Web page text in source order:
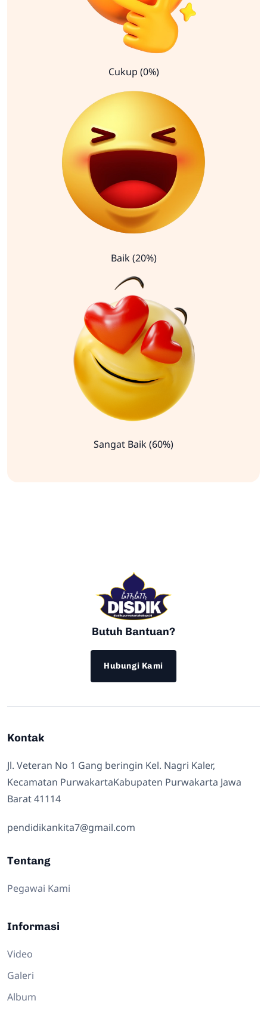
Cukup (0%)
Baik (20%)
Sangat Baik (60%)
Butuh Bantuan?
Hubungi Kami
Kontak
Jl. Veteran No 1 Gang beringin Kel. Nagri Kaler,
Kecamatan PurwakartaKabupaten Purwakarta Jawa
Barat 41114
pendidikankita7@gmail.com
Tentang
Pegawai Kami
Informasi
Video
Galeri
Album